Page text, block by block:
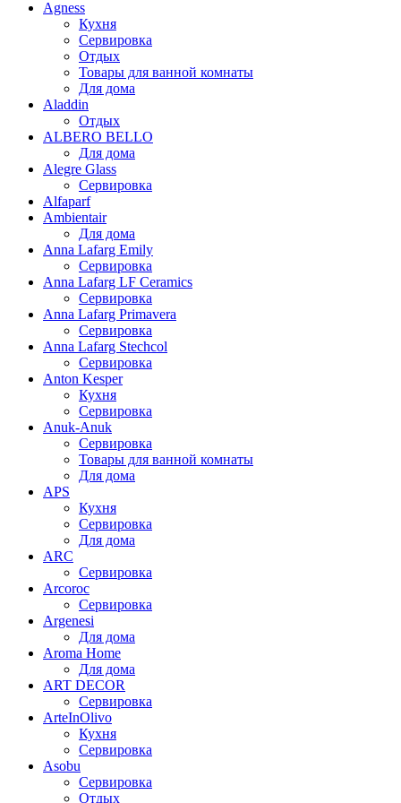
Agness
Кухня
Сервировка
Отдых
Товары для ванной комнаты
Для дома
Aladdin
Отдых
ALBERO BELLO
Для дома
Alegre Glass
Сервировка
Alfaparf
Ambientair
Для дома
Anna Lafarg Emily
Сервировка
Anna Lafarg LF Ceramics
Сервировка
Anna Lafarg Primavera
Сервировка
Anna Lafarg Stechcol
Сервировка
Anton Kesper
Кухня
Сервировка
Anuk-Anuk
Сервировка
Товары для ванной комнаты
Для дома
APS
Кухня
Сервировка
Для дома
ARC
Сервировка
Arcoroc
Сервировка
Argenesi
Для дома
Aroma Home
Для дома
ART DECOR
Сервировка
ArteInOlivo
Кухня
Сервировка
Asobu
Сервировка
Отдых